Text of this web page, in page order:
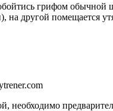
грифом обычной
на другой помещается